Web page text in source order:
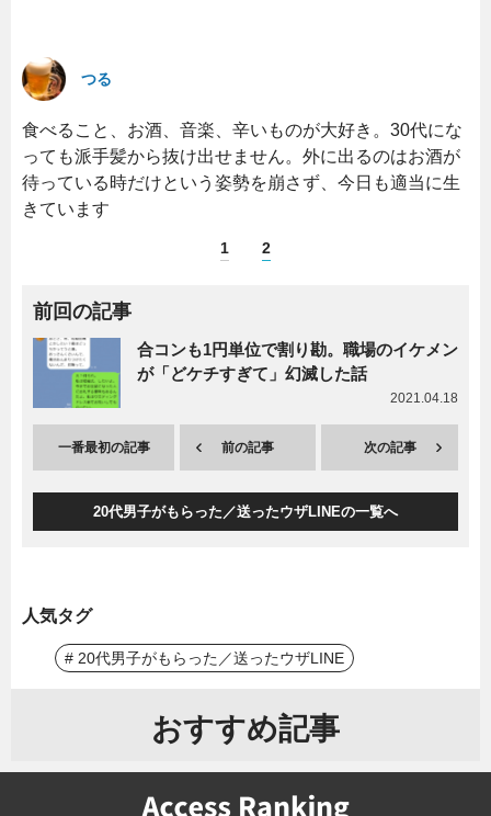
つる
食べること、お酒、音楽、辛いものが大好き。30代にな
っても派手髪から抜け出せません。外に出るのはお酒が
待っている時だけという姿勢を崩さず、今日も適当に生
きています
1 2
前回の記事
合コンも1円単位で割り勘。職場のイケメン
が「どケチすぎて」幻滅した話
2021.04.18
一番最初の記事 前の記事 次の記事
20代男子がもらった／送ったウザLINEの一覧へ
人気タグ
# 20代男子がもらった／送ったウザLINE
おすすめ記事